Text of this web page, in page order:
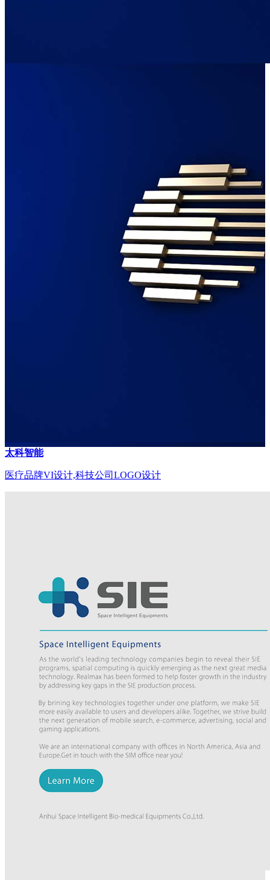
太科智能
医疗品牌VI设计,科技公司LOGO设计